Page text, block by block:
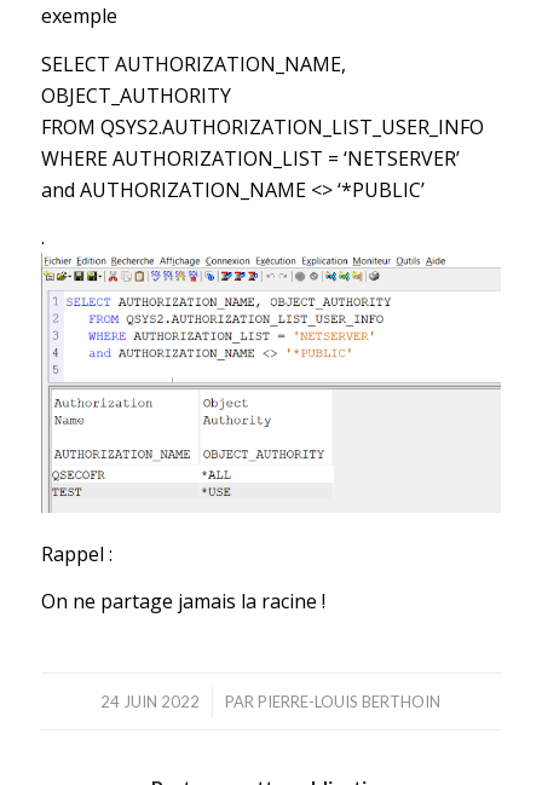
exemple
SELECT AUTHORIZATION_NAME,
OBJECT_AUTHORITY
FROM QSYS2.AUTHORIZATION_LIST_USER_INFO
WHERE AUTHORIZATION_LIST = ‘NETSERVER’
and AUTHORIZATION_NAME <> ‘*PUBLIC’
.
Rappel :
On ne partage jamais la racine !
24 JUIN 2022
/ PAR PIERRE-LOUIS BERTHOIN